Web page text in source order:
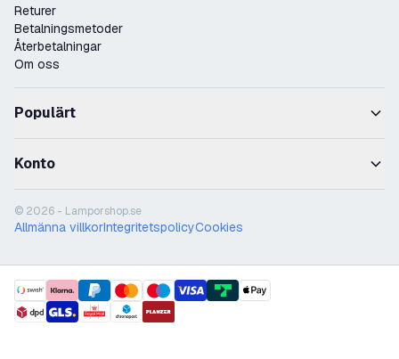
Returer
Betalningsmetoder
Återbetalningar
Om oss
Populärt
Konto
© 2026 - Lamporshop.se
Allmänna villkorIntegritetspolicyCookies
payment methods
shipment methods